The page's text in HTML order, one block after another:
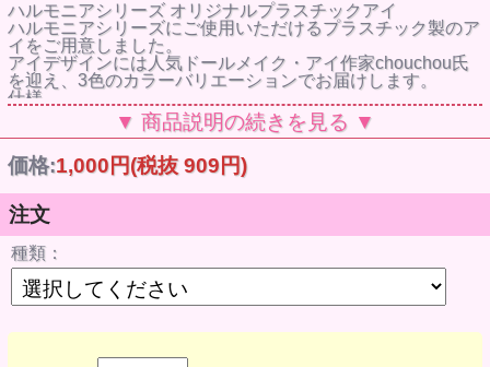
ハルモニアシリーズ オリジナルプラスチックアイ
ハルモニアシリーズにご使用いただけるプラスチック製のア
イをご用意しました。
アイデザインには人気ドールメイク・アイ作家chouchou氏
を迎え、3色のカラーバリエーションでお届けします。
仕様
chouchou
メーカー
© GOOD SMILE COMPANY
商品について
掲載の写真はサンプル品を撮影しています。実際の商品とは
一部仕様等異なる場合があります。
ピンク
商品コード
00090193307
▼ 商品説明の続きを見る ▼
価格:1,000円(税抜 909円)
注文
種類：